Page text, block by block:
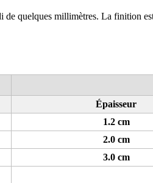
de quelques millimètres. La finition
Épaisseur
1.2 cm
2.0 cm
3.0 cm